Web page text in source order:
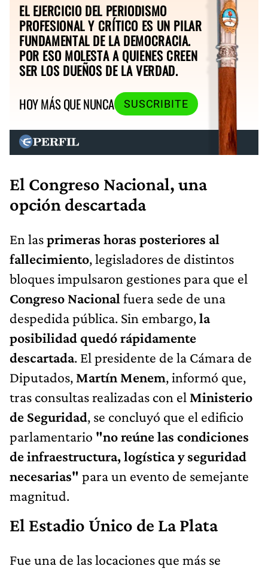
EL EJERCICIO DEL PERIODISMO
PROFESIONAL Y CRÍTICO ES UN PILAR
FUNDAMENTAL DE LA DEMOCRACIA.
POR ESO MOLESTA A QUIENES CREEN
SER LOS DUEÑOS DE LA VERDAD.
HOY MÁS QUE NUNCA
SUSCRIBITE
El Congreso Nacional, una
opción descartada
En lasprimeras horas posteriores al
fallecimiento, legisladores de distintos
bloques impulsaron gestiones para que el
Congreso Nacional fuera sede de una
despedida pública. Sin embargo,la
posibilidad quedó rápidamente
descartada. El presidente de la Cámara de
Diputados, Martín Menem, informó que,
tras consultas realizadas con el Ministerio
de Seguridad, se concluyó que el edificio
parlamentario "no reúne las condiciones
de infraestructura, logística y seguridad
necesarias" para un evento de semejante
magnitud.
El Estadio Único de La Plata
Fue una de las locaciones que más se